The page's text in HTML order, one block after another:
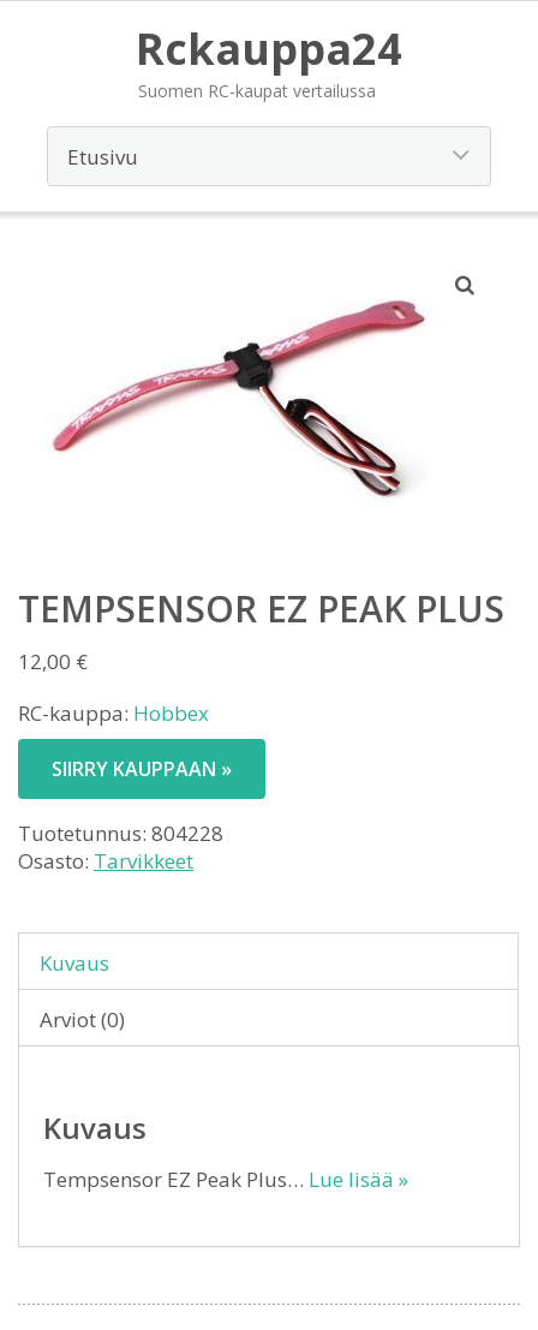
Rckauppa24
Suomen RC-kaupat vertailussa
TEMPSENSOR EZ PEAK PLUS
12,00 €
RC-kauppa: Hobbex
SIIRRY KAUPPAAN »
Tuotetunnus: 804228
Osasto: Tarvikkeet
Kuvaus
Arviot (0)
Kuvaus
Tempsensor EZ Peak Plus… Lue lisää »